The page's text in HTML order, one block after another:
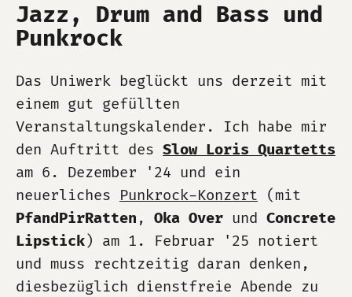
Jazz, Drum and Bass und
Punkrock
Das Uniwerk beglückt uns derzeit mit
einem gut gefüllten
Veranstaltungskalender. Ich habe mir
den Auftritt des Slow Loris Quartetts
am 6. Dezember '24 und ein
neuerliches Punkrock-Konzert (mit
PfandPirRatten , Oka Over und Concrete
Lipstick) am 1. Februar '25 notiert
und muss rechtzeitig daran denken,
diesbezüglich dienstfreie Abende zu